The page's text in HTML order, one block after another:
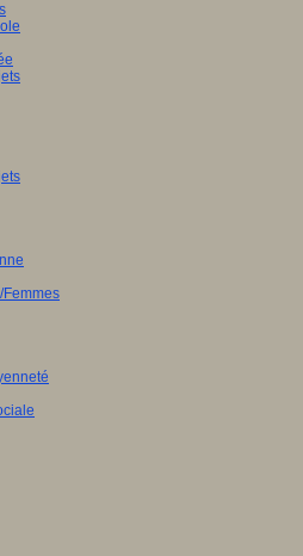
Femmes